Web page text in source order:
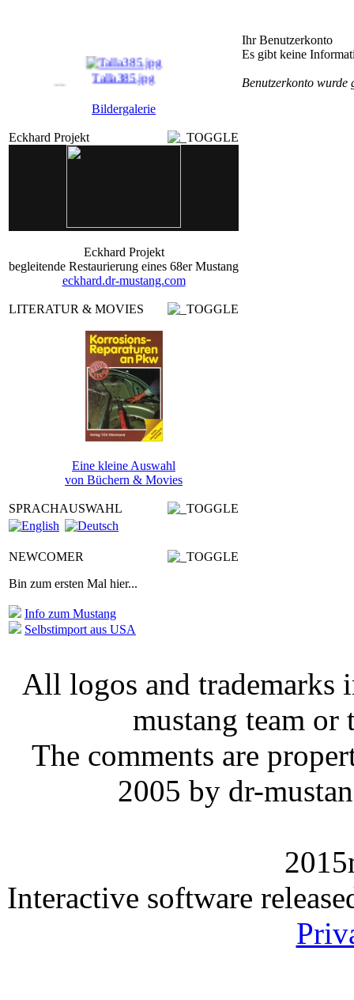
Talla385.jpg
chaf2_a_I_12_90018.j ...
Movie_17_9_16_900539 ...
Bildergalerie
Eckhard Projekt
Eckhard Projekt
begleitende Restaurierung eines 68er Mustang
eckhard.dr-mustang.com
LITERATUR & MOVIES
Eine kleine Auswahl
von Büchern & Movies
SPRACHAUSWAHL
NEWCOMER
Bin zum ersten Mal hier...
Info zum Mustang
Selbstimport aus USA
Ihr Benutzerkonto
Es gibt keine
Benutzerkonto wurde
All logos and trademarks
mustang team or
The comments are
2005 by dr-
Interactive software